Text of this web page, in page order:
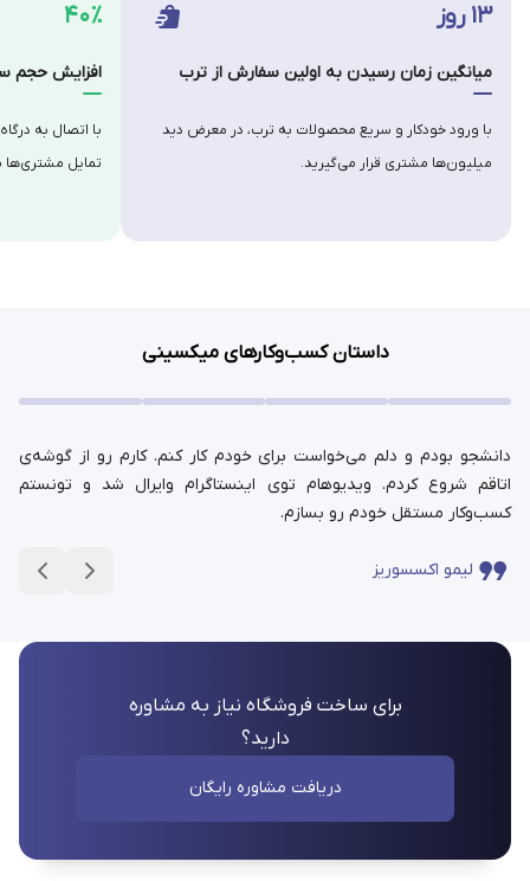
۴۰٪
افزایش حجم
با اتصال به
تمایل
۱۳ روز
میانگین زمان رسیدن به اولین سفارش از ترب
با ورود خودکار و سریع محصولات به ترب، در معرض دید
میلیون‌ها مشتری قرار می‌گیرید.
داستان کسب‌وکارهای میکسینی
دانشجو بودم و دلم می‌خواست برای خودم کار کنم. کارم رو از گوشه‌ی
اتاقم شروع کردم. ویدیوهام توی اینستاگرام وایرال شد و تونستم
کسب‌وکار مستقل خودم رو بسازم.
لیمو اکسسوریز
برای ساخت فروشگاه نیاز به مشاوره
دارید؟
دریافت مشاوره رایگان